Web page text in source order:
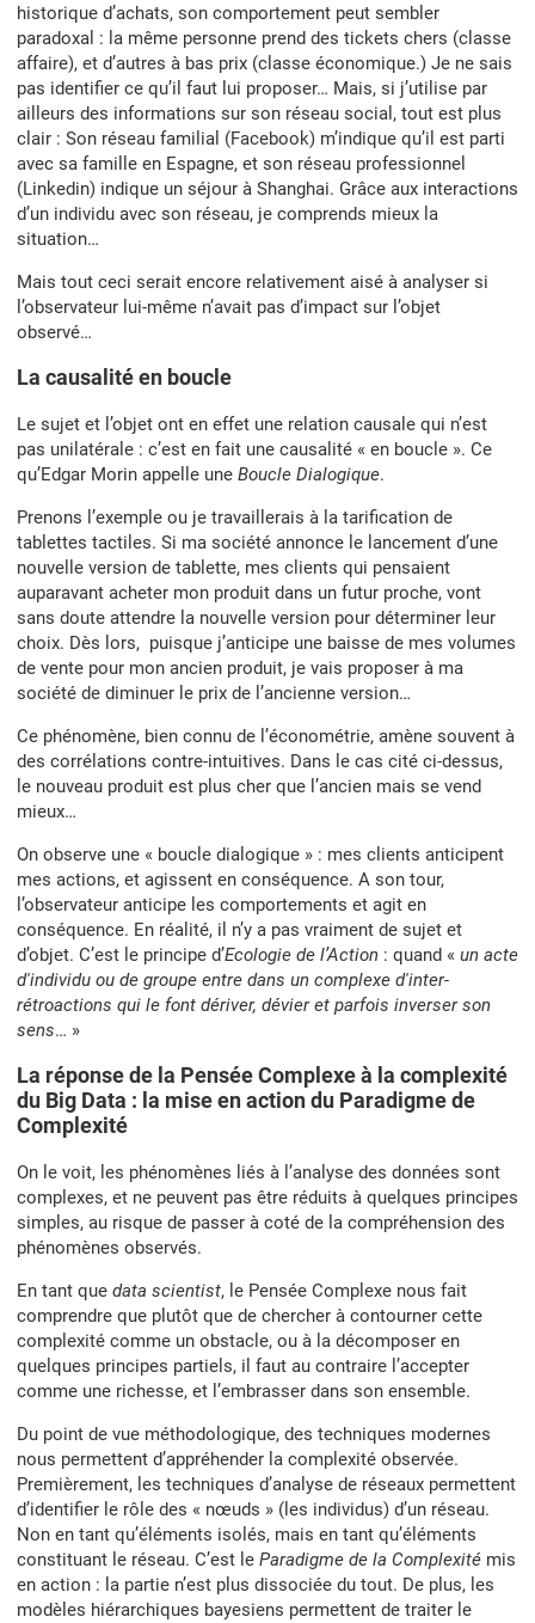
historique d’achats, son comportement peut sembler
paradoxal : la même personne prend des tickets chers (classe
affaire), et d’autres à bas prix (classe économique.) Je ne sais
pas identifier ce qu’il faut lui proposer… Mais, si j’utilise par
ailleurs des informations sur son réseau social, tout est plus
clair : Son réseau familial (Facebook) m’indique qu’il est parti
avec sa famille en Espagne, et son réseau professionnel
(Linkedin) indique un séjour à Shanghai. Grâce aux interactions
d’un individu avec son réseau, je comprends mieux la
situation…
Mais tout ceci serait encore relativement aisé à analyser si
l’observateur lui-même n’avait pas d’impact sur l’objet
observé…
La causalité en boucle
Le sujet et l’objet ont en effet une relation causale qui n’est
pas unilatérale : c’est en fait une causalité « en boucle ». Ce
qu’Edgar Morin appelle une Boucle Dialogique.
Prenons l’exemple ou je travaillerais à la tarification de
tablettes tactiles. Si ma société annonce le lancement d’une
nouvelle version de tablette, mes clients qui pensaient
auparavant acheter mon produit dans un futur proche, vont
sans doute attendre la nouvelle version pour déterminer leur
choix. Dès lors, puisque j’anticipe une baisse de mes volumes
de vente pour mon ancien produit, je vais proposer à ma
société de diminuer le prix de l’ancienne version…
Ce phénomène, bien connu de l’économétrie, amène souvent à
des corrélations contre-intuitives. Dans le cas cité ci-dessus,
le nouveau produit est plus cher que l’ancien mais se vend
mieux…
On observe une « boucle dialogique » : mes clients anticipent
mes actions, et agissent en conséquence. A son tour,
l’observateur anticipe les comportements et agit en
conséquence. En réalité, il n’y a pas vraiment de sujet et
d’objet. C’est le principe d’Ecologie de l’Action : quand « un acte
d'individu ou de groupe entre dans un complexe d'inter-
rétroactions qui le font dériver, dévier et parfois inverser son
sens… »
La réponse de la Pensée Complexe à la complexité
du Big Data : la mise en action du Paradigme de
Complexité
On le voit, les phénomènes liés à l’analyse des données sont
complexes, et ne peuvent pas être réduits à quelques principes
simples, au risque de passer à coté de la compréhension des
phénomènes observés.
En tant que data scientist, le Pensée Complexe nous fait
comprendre que plutôt que de chercher à contourner cette
complexité comme un obstacle, ou à la décomposer en
quelques principes partiels, il faut au contraire l’accepter
comme une richesse, et l’embrasser dans son ensemble.
Du point de vue méthodologique, des techniques modernes
nous permettent d’appréhender la complexité observée.
Premièrement, les techniques d’analyse de réseaux permettent
d’identifier le rôle des « nœuds » (les individus) d’un réseau.
Non en tant qu’éléments isolés, mais en tant qu’éléments
constituant le réseau. C’est le Paradigme de la Complexité mis
en action : la partie n’est plus dissociée du tout. De plus, les
modèles hiérarchiques bayesiens permettent de traiter le